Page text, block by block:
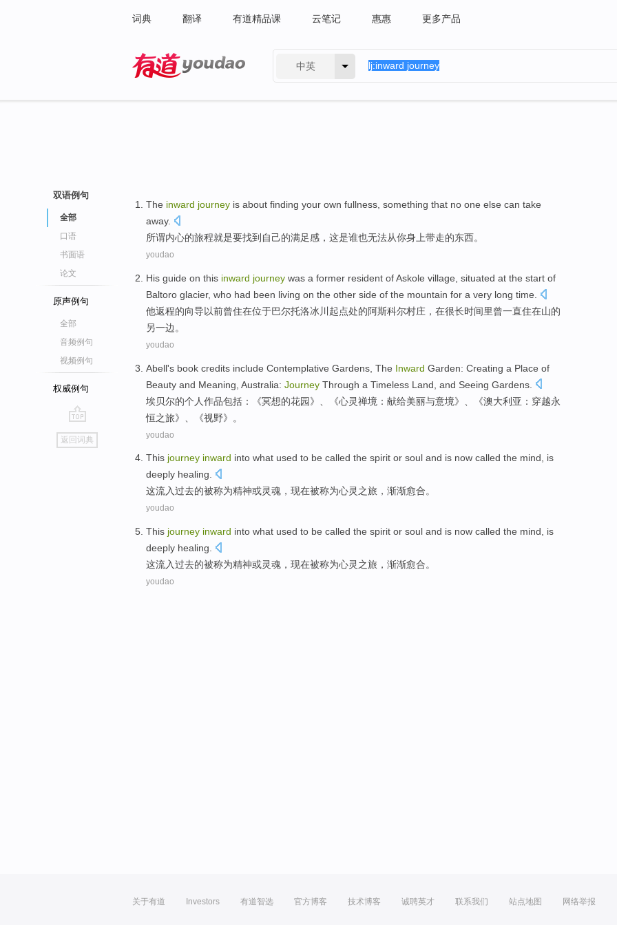
词典 翻译 有道精品课 云笔记 惠惠 更多产品
中英
双语例句
全部
口语
书面语
论文
原声例句
全部
音频例句
视频例句
权威例句
go
top
返回词典
The inward journey is about finding your own fullness something that no one else can take
away.
所谓内心的旅程就是要找到 自己的满足感 ， 这是谁也无法从你身上带走的东西。
youdao
His guide on this inward journey was a former resident ofAskole village situated at the start of
Baltoro glacier, who had been living on the other side of the mountain for a very long time
他返程的向导以前曾住在位于巴尔托洛冰川 起点处的阿斯科尔村庄 ， 在很长时间里曾一直住在山的
另一边 。
youdao
Abell's book credits include Contemplative Gardens, The Inward Garden: Creating a Place of
Beauty and Meaning Australia: Journey Through a Timeless Land, and Seeing Gardens.
埃贝尔的个人作品包括 ：《冥想的花园》、《心灵禅境： 献给美丽与意境》、《澳大利亚 ： 穿越永
恒之旅》、《视野》。
youdao
This journey inward into what used to be called the spirit or soul and is now called the mind, is
deeply healing.
这流入过去的被称为精神或灵魂 ， 现在被称为心灵之旅 ， 渐渐愈合。
youdao
This journey inward into what used to be called the spirit or soul and is now called the mind, is
deeply healing
这流入过去的被称为精神或灵魂 ， 现在被称为心灵之旅 ， 渐渐愈合。
youdao
关于有道 Investors 有道智选 官方博客 技术博客 诚聘英才 联系我们 站点地图 网络举报